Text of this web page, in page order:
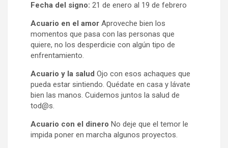
Fecha del signo: 21 de enero al 19 de febrero
Acuario en el amor Aproveche bien los
momentos que pasa con las personas que
quiere, no los desperdicie con algún tipo de
enfrentamiento.
Acuario y la salud Ojo con esos achaques que
pueda estar sintiendo. Quédate en casa y lávate
bien las manos. Cuidemos juntos la salud de
tod@s.
Acuario con el dinero No deje que el temor le
impida poner en marcha algunos proyectos.